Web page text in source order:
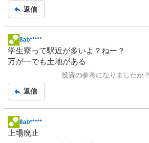
事
返信
掲
示
板
8ab*****
学生寮って駅近が多いよ？ねー？
万が一でも土地がある
投資の参考になりましたか？
返信
掲
示
8ab*****
上場廃止